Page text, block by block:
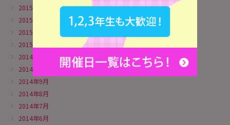
2015年5月
2015年4月
2015年3月
2015年1月
2014年11月
2014年10月
2014年9月
2014年8月
2014年7月
2014年6月